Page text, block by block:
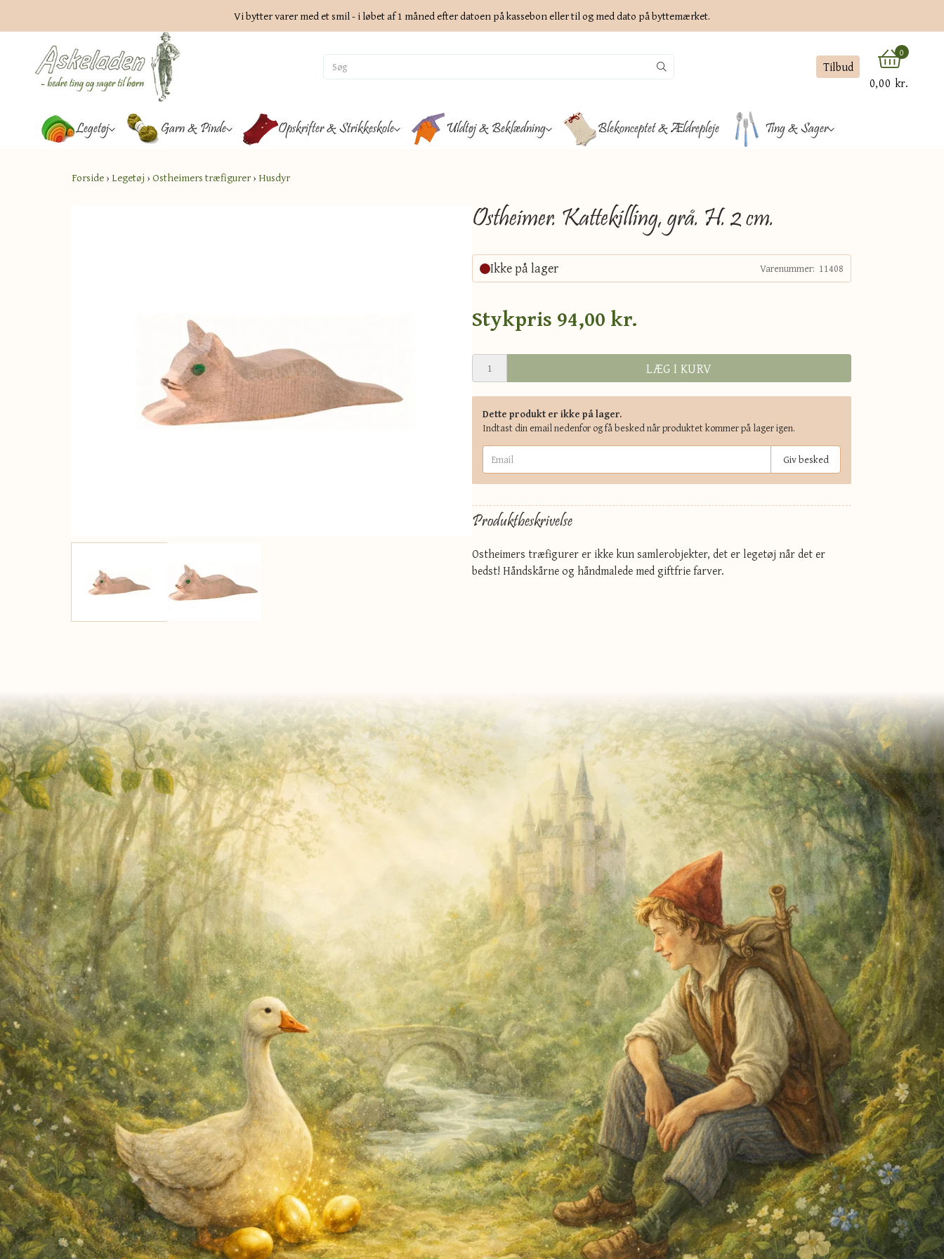
Vi bytter varer med et smil - i løbet af 1 måned efter datoen på kassebon eller til og med dato på byttemærket.
Tilbud
0
0,00 kr.
Legetøj Garn & Pinde Opskrifter & Strikkeskole Uldtøj & Beklædning Blekonceptet & Ældrepleje Ting & Sager
Forside› Legetøj ›Ostheimers træfigurer› Husdyr
Ostheimer. Kattekilling, grå. H. 2 cm.
Ikke på lager Varenummer: 11408
Stykpris 94,00 kr.
LÆG I KURV
Dette produkt er ikke på lager.
Indtast din email nedenfor og få besked når produktet kommer på lager igen.
Giv besked
Produktbeskrivelse
Ostheimers træfigurer er ikke kun samlerobjekter, det er legetøj når det er
bedst! Håndskårne og håndmalede med giftfrie farver.